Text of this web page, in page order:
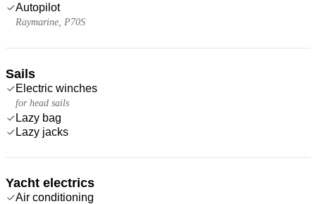
Autopilot
Raymarine, P70S
Sails
Electric winches
for head sails
Lazy bag
Lazy jacks
Yacht electrics
Air conditioning